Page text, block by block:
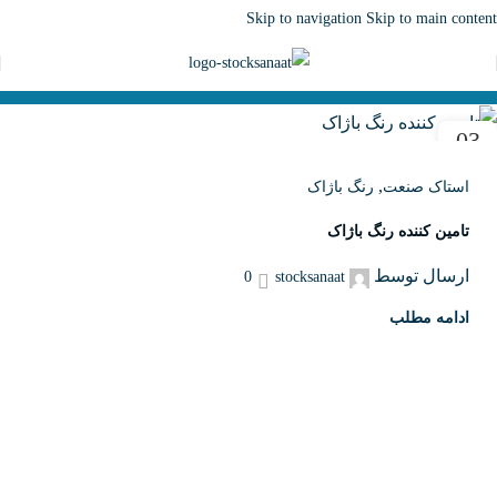
Skip to navigation Skip to main content
03
استاک صنعت, رنگ باژاک
تامین کننده رنگ‌ باژاک
ارسال توسط stocksanaat
0
ادامه مطلب